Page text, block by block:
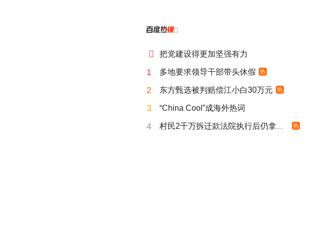

 把党建设得更加坚强有力
1 多地要求领导干部带头休假 热
2 东方甄选被判赔偿江小白30万元 热
3 “China Cool”成海外热词
4 村民2千万拆迁款法院执行后仍拿不到 热